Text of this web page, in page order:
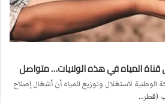
المياه في هذه الولايات… متواصل
الوطنية لاستغلال وتوزيع المياه أن أشغال إصلاح
(قطر…